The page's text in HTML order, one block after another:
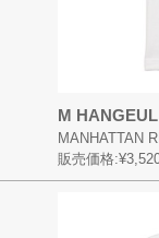
M
MANHATTAN
販売価格: